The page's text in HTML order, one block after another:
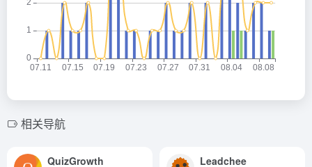
相关导航
QuizGrowth Leadchee